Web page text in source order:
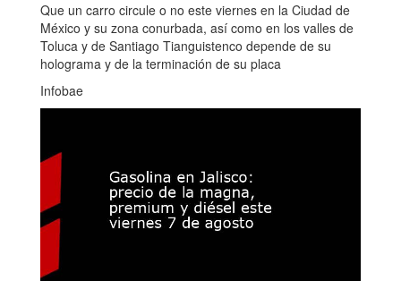
Que un carro circule o no este viernes en la Ciudad de
México y su zona conurbada, así como en los valles de
Toluca y de Santiago Tianguistenco depende de su
holograma y de la terminación de su placa
Infobae